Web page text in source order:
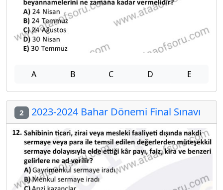
A B C D E
2 2023-2024 Bahar Dönemi Final Sınavı